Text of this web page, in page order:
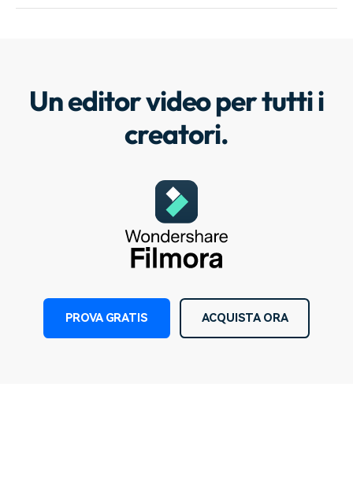
Un editor video per tutti i
creatori.
PROVA GRATIS ACQUISTA ORA